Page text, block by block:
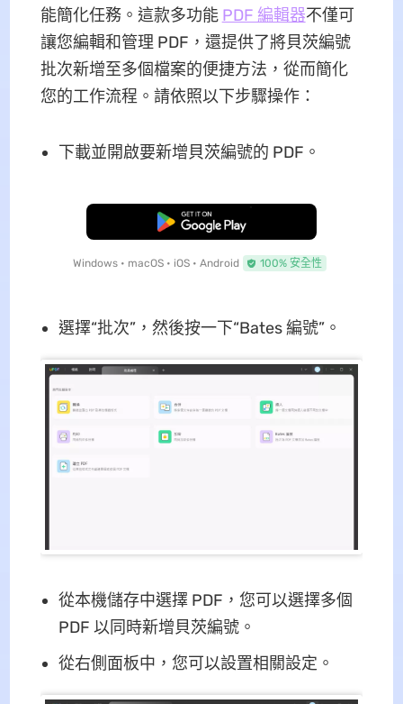
能簡化任務。這款多功能 PDF 編輯器不僅可
讓您編輯和管理 PDF，還提供了將貝茨編號
批次新增至多個檔案的便捷方法，從而簡化
您的工作流程。請依照以下步驟操作：
下載並開啟要新增貝茨編號的 PDF。
免費下載
Windows • macOS • iOS • Android 100% 安全性
選擇“批次”，然後按一下“Bates 編號”。
從本機儲存中選擇 PDF，您可以選擇多個
PDF 以同時新增貝茨編號。
從右側面板中，您可以設置相關設定。